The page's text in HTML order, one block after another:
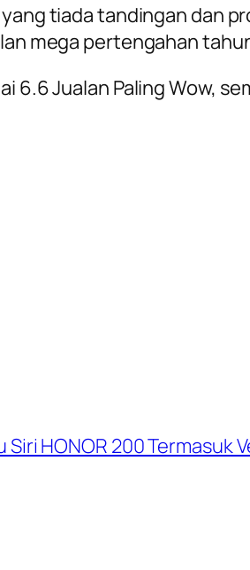
tiada tandingan dan
mega pertengahan
Jualan Paling Wow,
HONOR 200 Termasuk